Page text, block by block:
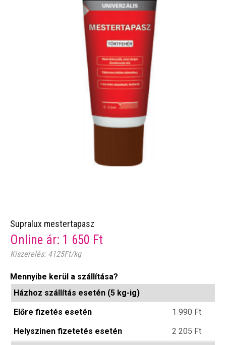
Supralux mestertapasz
Online ár: 1 650 Ft
Kiszerelés: 4125Ft/kg
Mennyibe kerül a szállítása?
Házhoz szállítás esetén (5 kg-ig)
Előre fizetés esetén
1 990 Ft
Helyszinen fizetetés esetén
2 205 Ft